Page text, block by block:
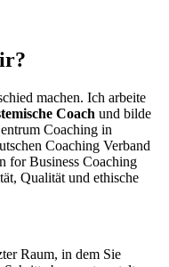
machen. Ich arbeite
Coach und bilde
Coaching in
Coaching Verband
for Business Coaching
Qualität und ethische
Raum, in dem Sie